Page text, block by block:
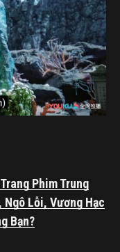
Phim Trung
Ngô Lỗi, Vương Hạc
Bạn?